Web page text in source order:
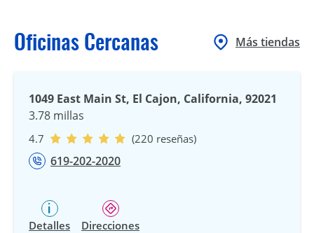
Oficinas Cercanas Más tiendas
1049 East Main St, El Cajon, California, 92021
3.78 millas
4.7 (220 reseñas)
619-202-2020
Detalles Direcciones